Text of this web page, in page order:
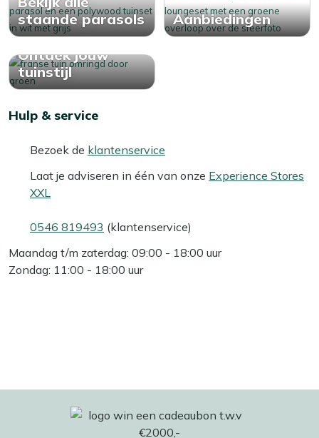
staande parasols
Aanbiedingen
Ontdek jouw
tuinstijl
Hulp & service
Bezoek de klantenservice
Laat je adviseren in één van onze Experience Stores
XXL
0546 819493 (klantenservice)
Maandag t/m zaterdag: 09:00 - 18:00 uur
Zondag: 11:00 - 18:00 uur